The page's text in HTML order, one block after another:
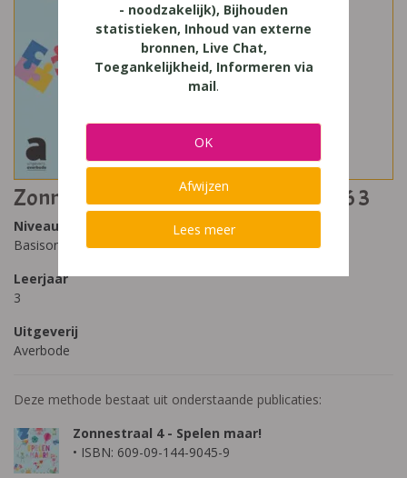
Zonnestraal 2022-2023 nummers 4-6 3
Niveau
Basisonderwijs
Leerjaar
3
Uitgeverij
Averbode
Deze methode bestaat uit onderstaande publicaties:
Zonnestraal 4 - Spelen maar!
• ISBN: 609-09-144-9045-9
- noodzakelijk), Bijhouden
statistieken, Inhoud van externe
bronnen, Live Chat,
Toegankelijkheid, Informeren via
mail.
OK
Afwijzen
Lees meer